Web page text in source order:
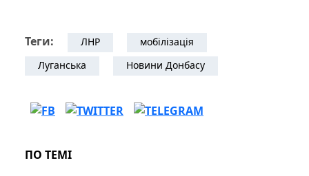
Теги: ЛНР
мобілізація
Луганська
Новини Донбасу
ПО ТЕМІ